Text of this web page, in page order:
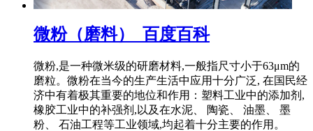
微粉（磨料）_百度百科
微粉,是一种微米级的研磨材料,一般指尺寸小于63μm的
磨粒。微粉在当今的生产生活中应用十分广泛, 在国民经
济中有着极其重要的地位和作用：塑料工业中的添加剂,
橡胶工业中的补强剂,以及在水泥、 陶瓷、 油墨、 墨
粉、 石油工程等工业领域,均起着十分主要的作用。